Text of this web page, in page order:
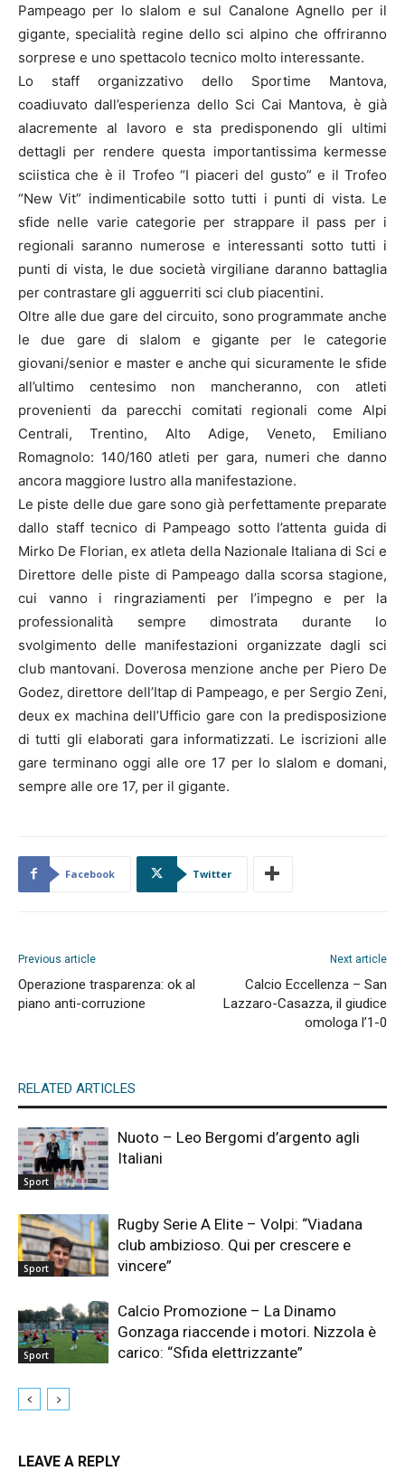
Pampeago per lo slalom e sul Canalone Agnello per il
gigante, specialità regine dello sci alpino che offriranno
sorprese e uno spettacolo tecnico molto interessante.
Lo staff organizzativo dello Sportime Mantova,
coadiuvato dall’esperienza dello Sci Cai Mantova, è già
alacremente al lavoro e sta predisponendo gli ultimi
dettagli per rendere questa importantissima kermesse
sciistica che è il Trofeo “I piaceri del gusto” e il Trofeo
“New Vit” indimenticabile sotto tutti i punti di vista. Le
sfide nelle varie categorie per strappare il pass per i
regionali saranno numerose e interessanti sotto tutti i
punti di vista, le due società virgiliane daranno battaglia
per contrastare gli agguerriti sci club piacentini.
Oltre alle due gare del circuito, sono programmate anche
le due gare di slalom e gigante per le categorie
giovani/senior e master e anche qui sicuramente le sfide
all’ultimo centesimo non mancheranno, con atleti
provenienti da parecchi comitati regionali come Alpi
Centrali, Trentino, Alto Adige, Veneto, Emiliano
Romagnolo: 140/160 atleti per gara, numeri che danno
ancora maggiore lustro alla manifestazione.
Le piste delle due gare sono già perfettamente preparate
dallo staff tecnico di Pampeago sotto l’attenta guida di
Mirko De Florian, ex atleta della Nazionale Italiana di Sci e
Direttore delle piste di Pampeago dalla scorsa stagione,
cui vanno i ringraziamenti per l’impegno e per la
professionalità sempre dimostrata durante lo
svolgimento delle manifestazioni organizzate dagli sci
club mantovani. Doverosa menzione anche per Piero De
Godez, direttore dell’Itap di Pampeago, e per Sergio Zeni,
deux ex machina dell’Ufficio gare con la predisposizione
di tutti gli elaborati gara informatizzati. Le iscrizioni alle
gare terminano oggi alle ore 17 per lo slalom e domani,
sempre alle ore 17, per il gigante.
Facebook Twitter
Previous article
Operazione trasparenza: ok al
piano anti-corruzione
Next article
Calcio Eccellenza – San
Lazzaro-Casazza, il giudice
omologa l’1-0
RELATED ARTICLES
Sport
Nuoto – Leo Bergomi d’argento agli
Italiani
Sport
Rugby Serie A Elite – Volpi: “Viadana
club ambizioso. Qui per crescere e
vincere”
Sport
Calcio Promozione – La Dinamo
Gonzaga riaccende i motori. Nizzola è
carico: “Sfida elettrizzante”
LEAVE A REPLY